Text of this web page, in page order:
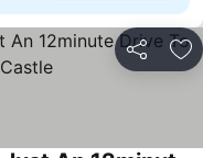
Partilhar